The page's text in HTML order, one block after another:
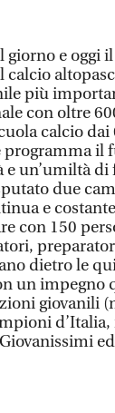
e oggi
più
con oltre
calcio
programma il
e un’umiltà
due
e
con 150
dietro le
un impegno
giovanili